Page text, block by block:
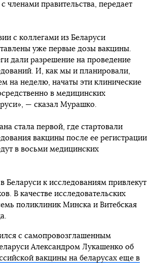
членами правительства, передает
с коллегами из Беларуси
уже первые дозы вакцины.
дали разрешение на проведение
И, как мы и планировали,
на неделю, начаты эти клинические
в медицинских
— сказал Мурашко.
стала первой, где стартовали
вакцины после ее регистрации
в восьми медицинских
в Беларуси к исследованиям привлекут
В качестве исследовательских
поликлиник Минска и Витебская
с самопровозглашенным
Александром Лукашенко об
вакцины на беларусах еще в